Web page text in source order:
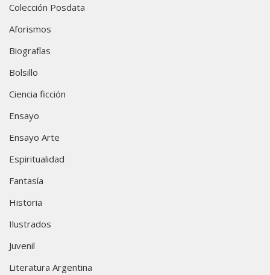
Colección Posdata
Aforismos
Biografías
Bolsillo
Ciencia ficción
Ensayo
Ensayo Arte
Espiritualidad
Fantasía
Historia
Ilustrados
Juvenil
Literatura Argentina